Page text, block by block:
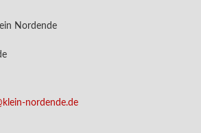
Nordende
nordende.de